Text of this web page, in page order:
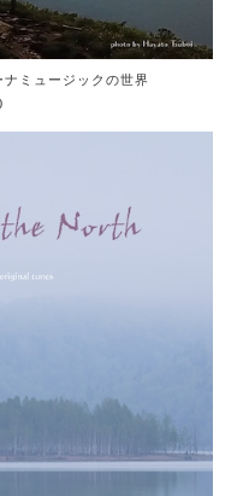
ナミュージックの世界